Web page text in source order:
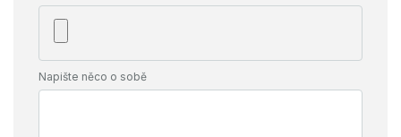
Napište něco o sobě